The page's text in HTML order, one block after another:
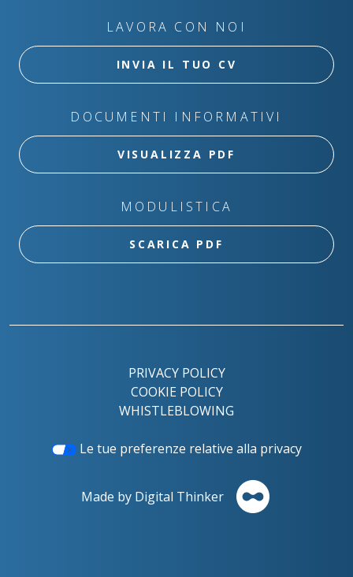
LAVORA CON NOI
INVIA IL TUO CV
DOCUMENTI INFORMATIVI
VISUALIZZA PDF
MODULISTICA
SCARICA PDF
PRIVACY POLICY
COOKIE POLICY
WHISTLEBLOWING
Le tue preferenze relative alla privacy
Made by Digital Thinker